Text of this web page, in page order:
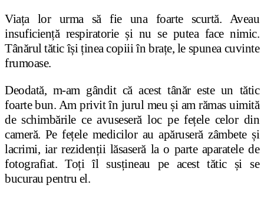
Viața lor urma să fie una foarte scurtă. Aveau
insuficiență respiratorie și nu se putea face nimic.
Tânărul tătic îșiținea copiii în brațe, le spunea cuvinte
frumoase.
Deodată, m-am gândit că acest tânăr este un tătic
foarte bun. Am privit în jurul meu și am rămas uimită
de schimbările ce avuseseră loc pe fețele celor din
cameră. Pe fețele medicilor au apăruseră zâmbeteși
lacrimi, iar rezidenții lăsaseră la o parte aparatele de
fotografiat. Toți îl susțineau pe acest tătic și se
bucurau pentru el.